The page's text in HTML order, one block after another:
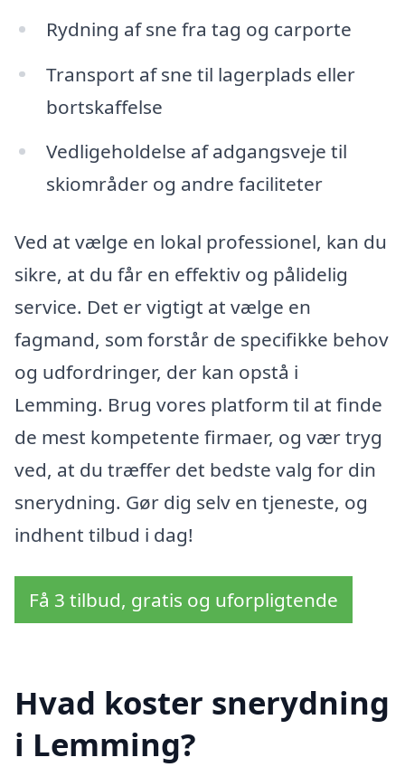
Rydning af sne fra tag og carporte
Transport af sne til lagerplads eller
bortskaffelse
Vedligeholdelse af adgangsveje til
skiområder og andre faciliteter
Ved at vælge en lokal professionel, kan du
sikre, at du får en effektiv og pålidelig
service. Det er vigtigt at vælge en
fagmand, som forstår de specifikke behov
og udfordringer, der kan opstå i
Lemming. Brug vores platform til at finde
de mest kompetente firmaer, og vær tryg
ved, at du træffer det bedste valg for din
snerydning. Gør dig selv en tjeneste, og
indhent tilbud i dag!
Få 3 tilbud, gratis og uforpligtende
Hvad koster snerydning
i Lemming?